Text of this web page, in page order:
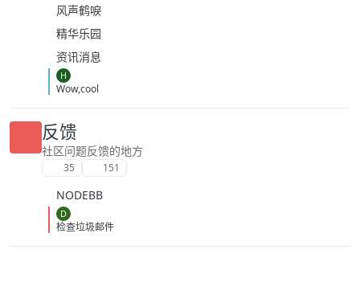
风声鹤唳
精华乐园
资讯消息
H
Wow,cool
反馈
社区问题反馈的地方
35 151
NODEBB
D
检查垃圾邮件